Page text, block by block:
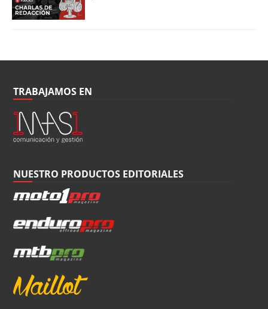
TRABAJAMOS EN
NUESTRO PRODUCTOS EDITORIALES